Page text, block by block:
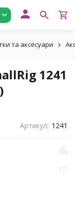
та аксесуари
1241
Артикул: 1241